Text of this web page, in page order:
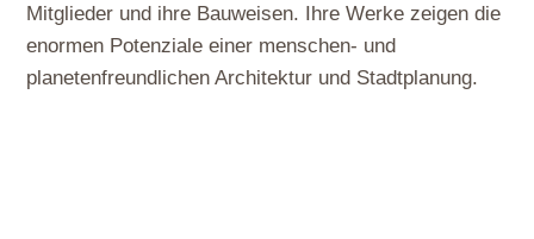
Mitglieder und ihre Bauweisen. Ihre Werke zeigen die
enormen Potenziale einer menschen- und
planetenfreundlichen Architektur und Stadtplanung.